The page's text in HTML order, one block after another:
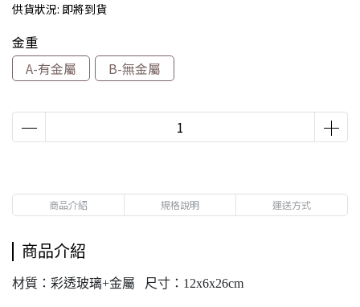
供貨狀況: 即將到貨
金重
A-有金屬
B-無金屬
商品介紹 規格說明 運送方式
商品介紹
材質：彩透玻璃+金屬 尺寸：12x6x26cm